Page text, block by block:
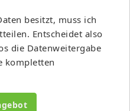
besitzt, muss ich
Entscheidet also
die Datenweitergabe
kompletten